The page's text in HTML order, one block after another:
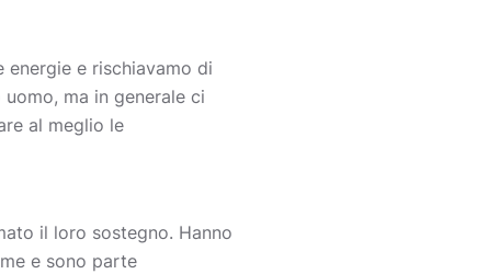
e rischiavamo di
ma in generale ci
al meglio le
il loro sostegno. Hanno
e sono parte